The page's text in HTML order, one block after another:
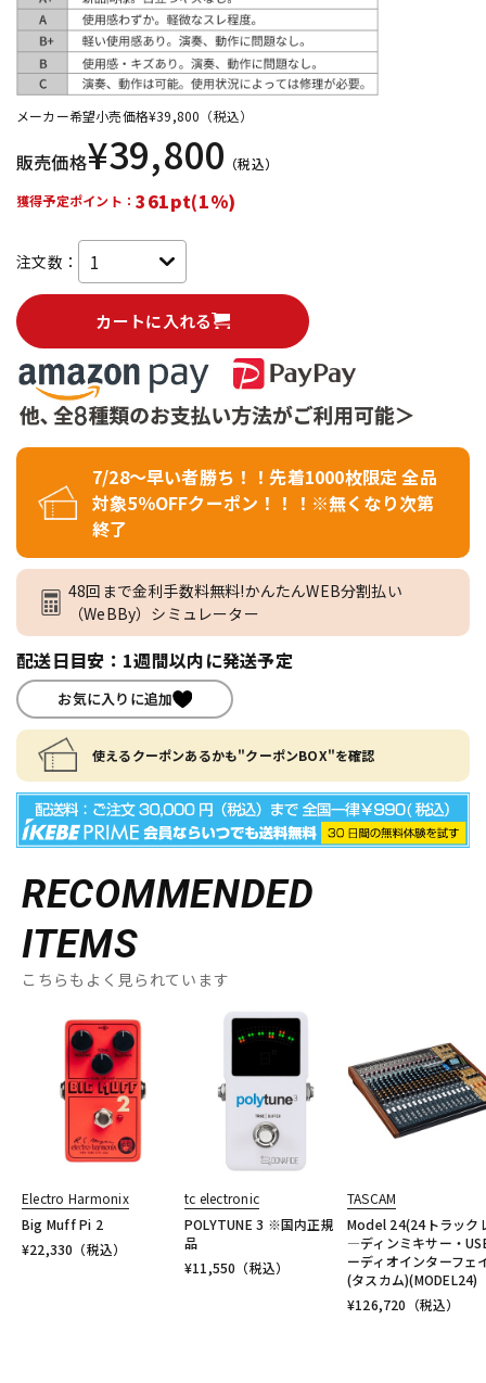
メーカー希望小売価格¥39,800 （税込）
販売価格¥39,800 （税込）
獲得予定ポイント：361pt(1%)
注文数：
カートに入れる
7/28～早い者勝ち！！先着1000枚限定 全品
対象5％OFFクーポン！！！※無くなり次第
終了
48回まで金利手数料無料!かんたんWEB分割払い
（WeBBy）シミュレーター
配送日目安：1週間以内に発送予定
お気に入りに追加
使えるクーポンあるかも"クーポンBOX"を確認
RECOMMENDED
ITEMS
こちらもよく見られています
Electro Harmonix
Big Muff Pi 2
¥22,330 （税込）
tc electronic
POLYTUNE 3 ※国内正規
品
¥11,550 （税込）
TASCAM
Model 24(24トラック
―ディンミキサー・
ーディオインターフェ
(タスカム)(MODEL24)
¥126,720 （税込）